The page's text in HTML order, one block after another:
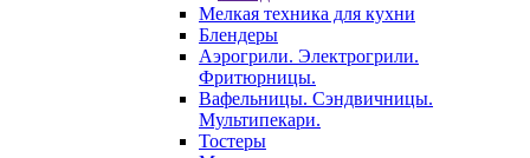
Мелкая техника для кухни
Блендеры
Аэрогрили. Электрогрили.
Фритюрницы.
Вафельницы. Сэндвичницы.
Мультипекари.
Тостеры